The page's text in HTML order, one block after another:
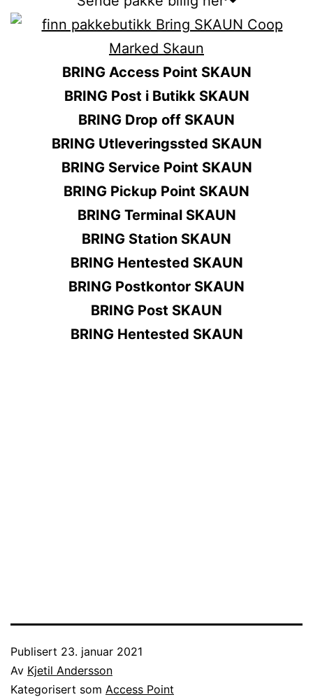
BRING Access Point SKAUN
BRING Post i Butikk SKAUN
BRING Drop off SKAUN
BRING Utleveringssted SKAUN
BRING Service Point SKAUN
BRING Pickup Point SKAUN
BRING Terminal SKAUN
BRING Station SKAUN
BRING Hentested SKAUN
BRING Postkontor SKAUN
BRING Post SKAUN
BRING Hentested SKAUN
Publisert 23. januar 2021
Av Kjetil Andersson
Kategorisert som Access Point